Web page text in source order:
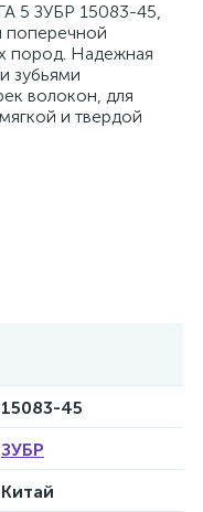
5 ЗУБР 15083-45,
поперечной
пород. Надежная
зубьями
волокон, для
и твердой
15083-45
ЗУБР
Китай